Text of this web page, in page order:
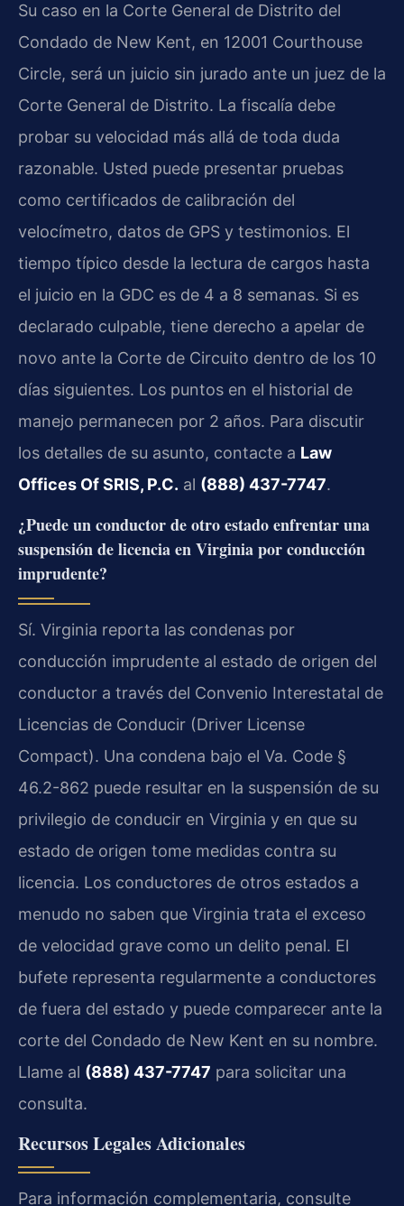
Su caso en la Corte General de Distrito del
Condado de New Kent, en 12001 Courthouse
Circle, será un juicio sin jurado ante un juez de la
Corte General de Distrito. La fiscalía debe
probar su velocidad más allá de toda duda
razonable. Usted puede presentar pruebas
como certificados de calibración del
velocímetro, datos de GPS y testimonios. El
tiempo típico desde la lectura de cargos hasta
el juicio en la GDC es de 4 a 8 semanas. Si es
declarado culpable, tiene derecho a apelar de
novo ante la Corte de Circuito dentro de los 10
días siguientes. Los puntos en el historial de
manejo permanecen por 2 años. Para discutir
los detalles de su asunto, contacte a Law
Offices Of SRIS, P.C. al (888) 437-7747.
¿Puede un conductor de otro estado enfrentar una
suspensión de licencia en Virginia por conducción
imprudente?
Sí. Virginia reporta las condenas por
conducción imprudente al estado de origen del
conductor a través del Convenio Interestatal de
Licencias de Conducir (Driver License
Compact). Una condena bajo el Va. Code §
46.2-862 puede resultar en la suspensión de su
privilegio de conducir en Virginia y en que su
estado de origen tome medidas contra su
licencia. Los conductores de otros estados a
menudo no saben que Virginia trata el exceso
de velocidad grave como un delito penal. El
bufete representa regularmente a conductores
de fuera del estado y puede comparecer ante la
corte del Condado de New Kent en su nombre.
Llame al (888) 437-7747 para solicitar una
consulta.
Recursos Legales Adicionales
Para información complementaria, consulte